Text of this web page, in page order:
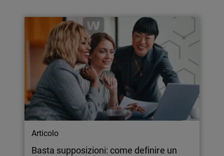
Articolo
Basta supposizioni: come definire un